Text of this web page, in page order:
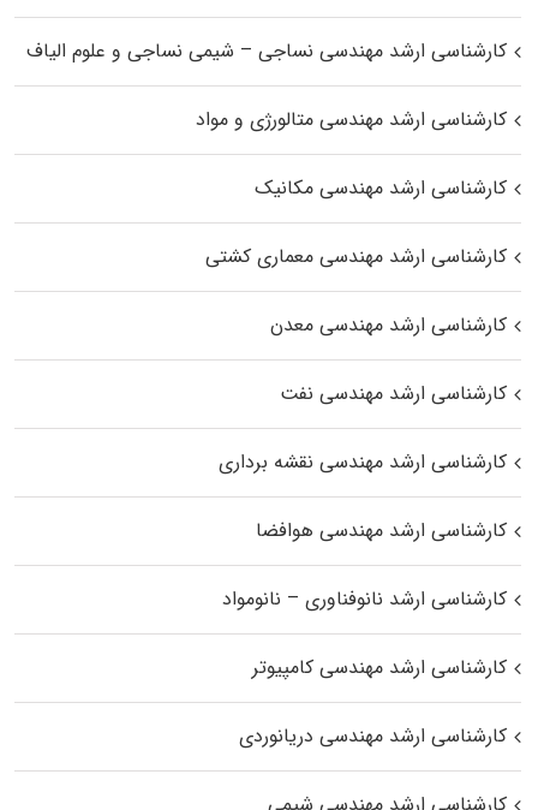
کارشناسی ارشد مهندسی نساجی – شیمی نساجی و علوم الیاف
کارشناسی ارشد مهندسی متالورژی و مواد
کارشناسی ارشد مهندسی مکانیک
کارشناسی ارشد مهندسی معماری کشتی
کارشناسی ارشد مهندسی معدن
کارشناسی ارشد مهندسی نفت
کارشناسی ارشد مهندسی نقشه برداری
کارشناسی ارشد مهندسی هوافضا
کارشناسی ارشد نانوفناوری – نانومواد
کارشناسی ارشد مهندسی کامپیوتر
کارشناسی ارشد مهندسی دریانوردی